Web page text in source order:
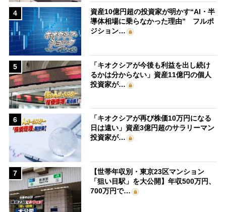
4
資産10億円超の投資家が明かす“AI・半
導体相場に乗らなかった理由” フルポ
ジション…
5
「キオクシアが今後も利益を出し続け
るかは分からない」資産11億円の個人
投資家が…
6
「キオクシアが再び株価10万円になる
日は遠い」資産3億円超のサラリーマン
投資家が…
7
【世帯年収別・東京23区マンション
「狙い目駅」を大公開】年収500万円、
700万円で…